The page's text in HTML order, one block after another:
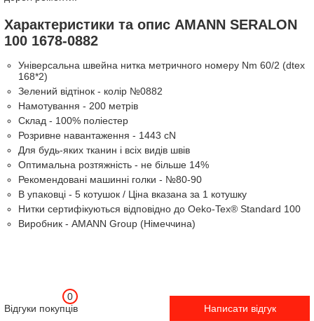
Характеристики та опис AMANN SERALON
100 1678-0882
Універсальна швейна нитка метричного номеру Nm 60/2 (dtex
168*2)
Зелений відтінок - колір №0882
Намотування - 200 метрів
Склад - 100% поліестер
Розривне навантаження - 1443 cN
Для будь-яких тканин і всіх видів швів
Оптимальна розтяжність - не більше 14%
Рекомендовані машинні голки - №80-90
В упаковці - 5 котушок / Ціна вказана за 1 котушку
Нитки сертифікуються відповідно до Oeko-Tex® Standard 100
Виробник - AMANN Group (Німеччина)
Відгуки покупців
0
Написати відгук